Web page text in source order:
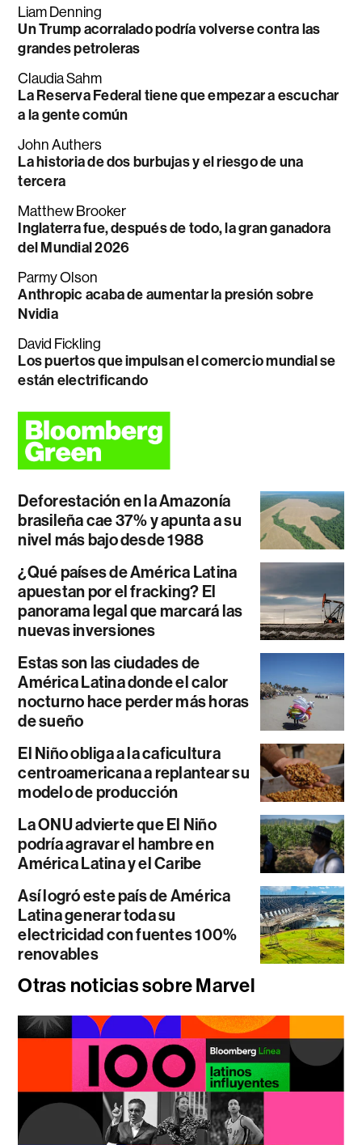
Liam Denning
Un Trump acorralado podría volverse contra las
grandes petroleras
Claudia Sahm
La Reserva Federal tiene que empezar a escuchar
a la gente común
John Authers
La historia de dos burbujas y el riesgo de una
tercera
Matthew Brooker
Inglaterra fue, después de todo, la gran ganadora
del Mundial 2026
Parmy Olson
Anthropic acaba de aumentar la presión sobre
Nvidia
David Fickling
Los puertos que impulsan el comercio mundial se
están electrificando
Deforestación en la Amazonía
brasileña cae 37% y apunta a su
nivel más bajo desde 1988
¿Qué países de América Latina
apuestan por el fracking? El
panorama legal que marcará las
nuevas inversiones
Estas son las ciudades de
América Latina donde el calor
nocturno hace perder más horas
de sueño
El Niño obliga a la caficultura
centroamericana a replantear su
modelo de producción
La ONU advierte que El Niño
podría agravar el hambre en
América Latina y el Caribe
Así logró este país de América
Latina generar toda su
electricidad con fuentes 100%
renovables
Otras noticias sobre Marvel